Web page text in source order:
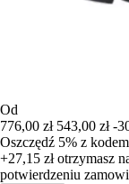
Od
776,00 zł 543,00 zł -
Oszczędź 5% z kodem
+27,15 złotrzymasz
potwierdzeniu